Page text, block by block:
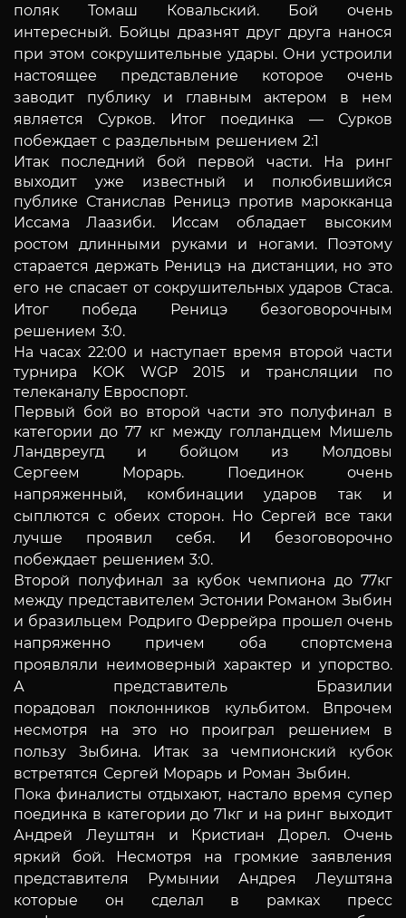
поляк Томаш Ковальский. Бой очень
интересный. Бойцы дразнят друг друга нанося
при этом сокрушительные удары. Они устроили
настоящее представление которое очень
заводит публику и главным актером в нем
является Сурков. Итог поединка — Сурков
побеждает с раздельным решением 2:1
Итак последний бой первой части. На ринг
выходит уже известный и полюбившийся
публике Станислав Реницэ против марокканца
Иссама Лаазиби. Иссам обладает высоким
ростом длинными руками и ногами. Поэтому
старается держать Реницэ на дистанции, но это
его не спасает от сокрушительных ударов Стаса.
Итог победа Реницэ безоговорочным
решением 3:0.
На часах 22:00 и наступает время второй части
турнира KOK WGP 2015 и трансляции по
телеканалу Евроспорт.
Первый бой во второй части это полуфинал в
категории до 77 кг между голландцем Мишель
Ландвреугд и бойцом из Молдовы
Сергеем Морарь. Поединок очень
напряженный, комбинации ударов так и
сыплются с обеих сторон. Но Сергей все таки
лучше проявил себя. И безоговорочно
побеждает решением 3:0.
Второй полуфинал за кубок чемпиона до 77кг
между представителем Эстонии Романом Зыбин
и бразильцем Родриго Феррейра прошел очень
напряженно причем оба спортсмена
проявляли неимоверный характер и упорство.
А представитель Бразилии
порадовал поклонников кульбитом. Впрочем
несмотря на это но проиграл решением в
пользу Зыбина. Итак за чемпионский кубок
встретятся Сергей Морарь и Роман Зыбин.
Пока финалисты отдыхают, настало время супер
поединка в категории до 71кг и на ринг выходит
Андрей Леуштян и Кристиан Дорел. Очень
яркий бой. Несмотря на громкие заявления
представителя Румынии Андрея Леуштяна
которые он сделал в рамках пресс